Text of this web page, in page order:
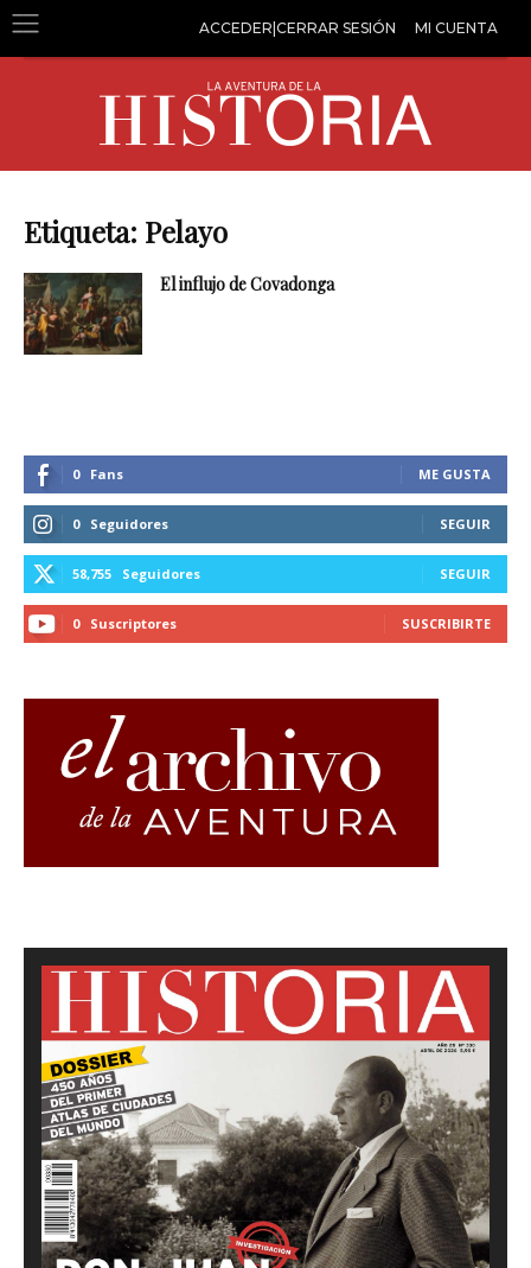
ACCEDER|CERRAR SESIÓN MI CUENTA
Etiqueta: Pelayo
El influjo de Covadonga
0 Fans ME GUSTA
0 Seguidores SEGUIR
58,755 Seguidores SEGUIR
0 Suscriptores SUSCRIBIRTE